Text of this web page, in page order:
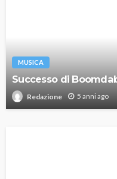
MUSICA
Successo di
Redazione 5 anni ago